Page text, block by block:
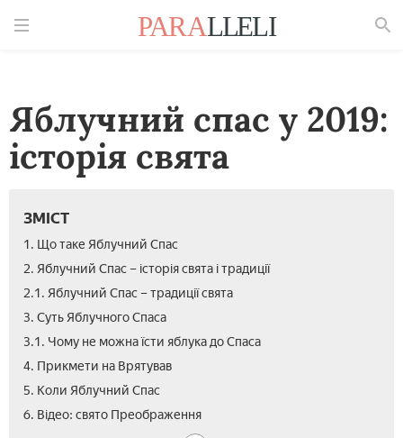
Яблучний спас у 2019:
історія свята
ЗМІСТ
1. Що таке Яблучний Спас
2. Яблучний Спас – історія свята і традиції
2.1. Яблучний Спас – традиції свята
3. Суть Яблучного Спаса
3.1. Чому не можна їсти яблука до Спаса
4. Прикмети на Врятував
5. Коли Яблучний Спас
6. Відео: свято Преображення